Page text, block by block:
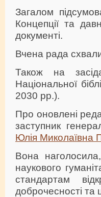
Загалом
Концепції та
документі.
Вчена рада
Також на
Національної
2030 рр.).
Про оновлені
заступник
Юлія Миколаївна
Вона
наукового
стандартам
доброчесності та